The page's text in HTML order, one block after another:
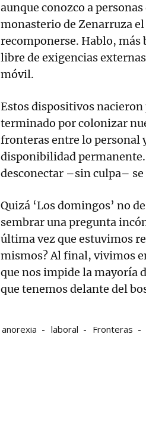
aunque conozco a
monasterio de Zenarruza
recomponerse. Hablo, más
libre de exigencias
móvil.
Estos dispositivos
terminado por colonizar
fronteras entre lo personal
disponibilidad
desconectar –sin culpa– se
Quizá ‘Los domingos’ no
sembrar una pregunta
última vez que estuvimos
mismos? Al final, vivimos
que nos impide la mayoría
que tenemos delante del
anorexia laboral Fronteras